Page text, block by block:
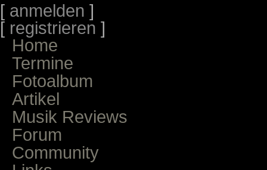
[ anmelden ]
[ registrieren ]
Home
Termine
Fotoalbum
Artikel
Musik Reviews
Forum
Community